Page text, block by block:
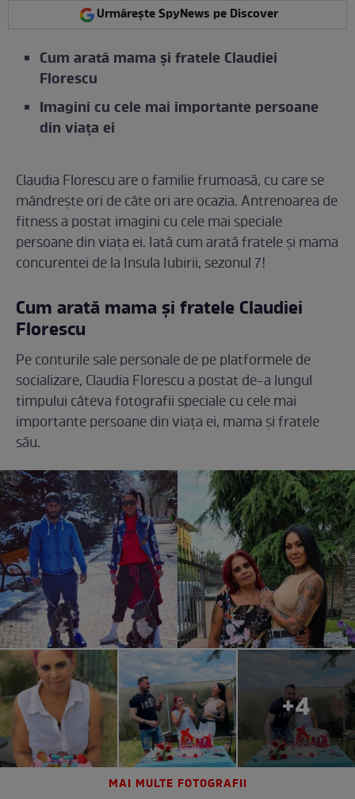
Urmărește SpyNews pe Discover
Cum arată mama și fratele Claudiei
Florescu
Imagini cu cele mai importante persoane
din viața ei
Claudia Florescu are o familie frumoasă, cu care se
mândrește ori de câte ori are ocazia. Antrenoarea de
fitness a postat imagini cu cele mai speciale
persoane din viața ei. Iată cum arată fratele și mama
concurentei de la Insula Iubirii, sezonul 7!
Cum arată mama și fratele Claudiei
Florescu
Pe conturile sale personale de pe platformele de
socializare, Claudia Florescu a postat de-a lungul
timpului câteva fotografii speciale cu cele mai
importante persoane din viața ei, mama și fratele
său.
+4
MAI MULTE FOTOGRAFII